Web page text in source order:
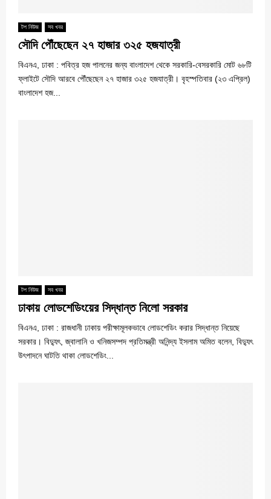
টপ নিউজ সব খবর
সৌদি পৌঁছেছেন ২৭ হাজার ৩২৫ হজযাত্রী
বিএনএ, ঢাকা : পবিত্র হজ পালনের জন্য বাংলাদেশ থেকে সরকারি-বেসরকারি মোট ৬৮টি
ফ্লাইটে সৌদি আরবে পৌঁছেছেন ২৭ হাজার ৩২৫ হজযাত্রী। বৃহস্পতিবার (২৩ এপ্রিল)
বাংলাদেশ হজ...
টপ নিউজ সব খবর
ঢাকায় লোডশেডিংয়ের সিদ্ধান্ত নিলো সরকার
বিএনএ, ঢাকা : রাজধানী ঢাকায় পরীক্ষামূলকভাবে লোডশেডিং করার সিদ্ধান্ত নিয়েছে
সরকার। বিদ্যুৎ, জ্বালানি ও খনিজসম্পদ প্রতিমন্ত্রী অনিন্দ্য ইসলাম অমিত বলেন, বিদ্যুৎ
উৎপাদনে ঘাটতি থাকা লোডশেডিং...